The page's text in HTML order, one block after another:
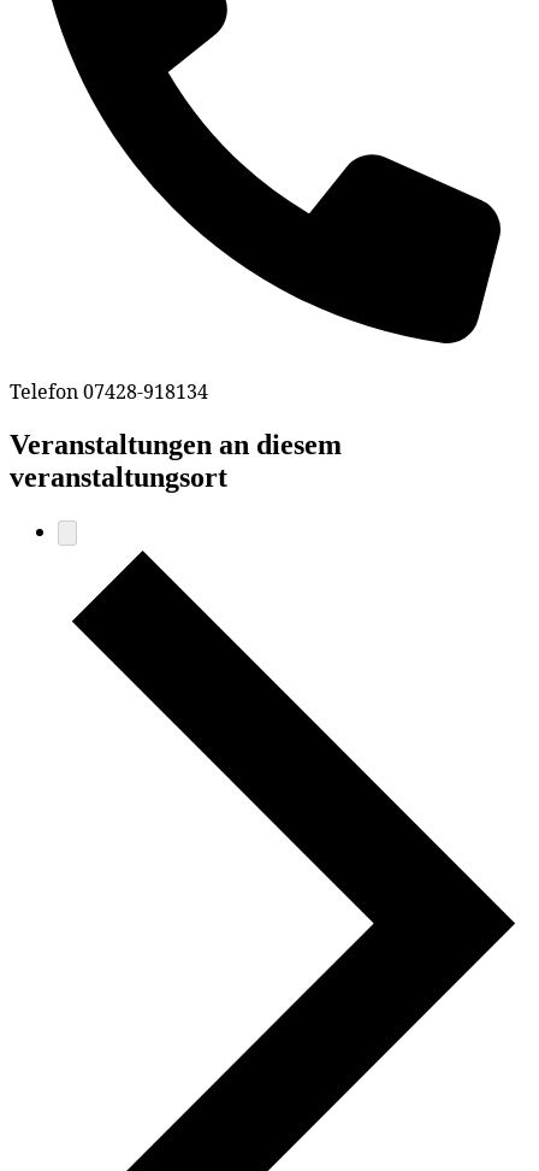
Telefon07428-918134
Veranstaltungen an diesem
veranstaltungsort